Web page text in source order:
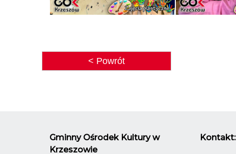
< Powrót
Gminny Ośrodek Kultury w
Krzeszowie
Kontakt: